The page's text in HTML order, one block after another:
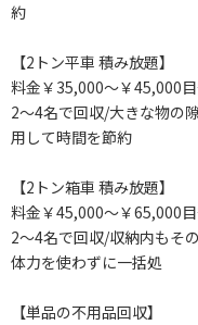
約
【2トン平車 積み放題】
料金￥35,000～￥45,000
2～4名で回収/大きな物の
用して時間を節約
【2トン箱車 積み放題】
料金￥45,000～￥65,000
2～4名で回収/収納内もそ
体力を使わずに一括処
【単品の不用品回収】